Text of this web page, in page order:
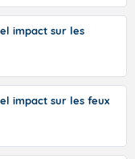
impact sur les
impact sur les feux